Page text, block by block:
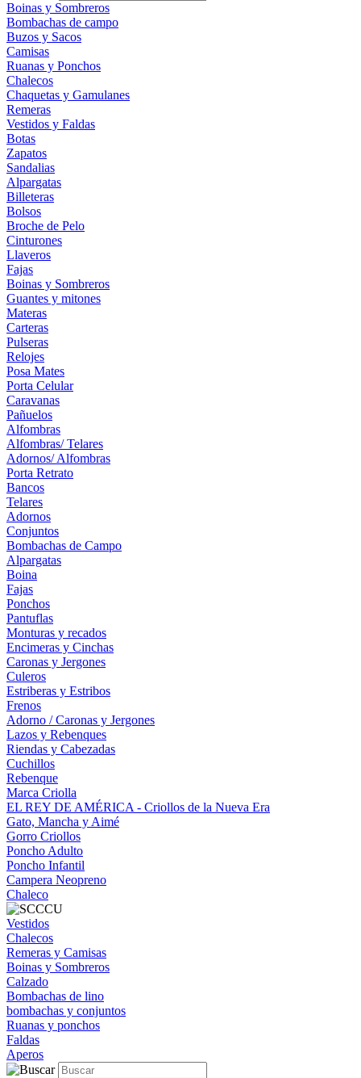
Boinas y Sombreros
Bombachas de campo
Buzos y Sacos
Camisas
Ruanas y Ponchos
Chalecos
Chaquetas y Gamulanes
Remeras
Vestidos y Faldas
Botas
Zapatos
Sandalias
Alpargatas
Billeteras
Bolsos
Broche de Pelo
Cinturones
Llaveros
Fajas
Boinas y Sombreros
Guantes y mitones
Materas
Carteras
Pulseras
Relojes
Posa Mates
Porta Celular
Caravanas
Pañuelos
Alfombras
Alfombras/ Telares
Adornos/ Alfombras
Porta Retrato
Bancos
Telares
Adornos
Conjuntos
Bombachas de Campo
Alpargatas
Boina
Fajas
Ponchos
Pantuflas
Monturas y recados
Encimeras y Cinchas
Caronas y Jergones
Culeros
Estriberas y Estribos
Frenos
Adorno / Caronas y Jergones
Lazos y Rebenques
Riendas y Cabezadas
Cuchillos
Rebenque
Marca Criolla
EL REY DE AMÉRICA - Criollos de la Nueva Era
Gato, Mancha y Aimé
Gorro Criollos
Poncho Adulto
Poncho Infantil
Campera Neopreno
Chaleco
Vestidos
Chalecos
Remeras y Camisas
Boinas y Sombreros
Calzado
Bombachas de lino
bombachas y conjuntos
Ruanas y ponchos
Faldas
Aperos